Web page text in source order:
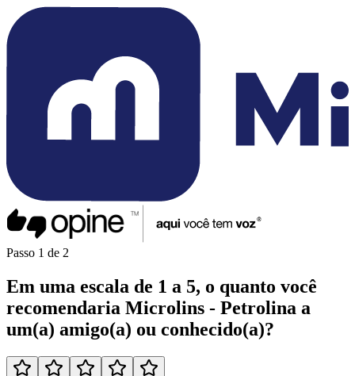
Passo 1 de 2
Em uma escala de 1 a 5, o quanto você
recomendaria Microlins - Petrolina a
um(a) amigo(a) ou conhecido(a)?